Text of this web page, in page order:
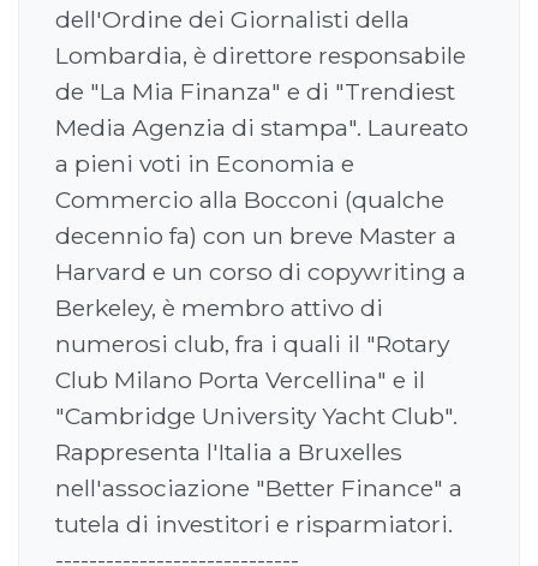
dell'Ordine dei Giornalisti della
Lombardia, è direttore responsabile
de "La Mia Finanza" e di "Trendiest
Media Agenzia di stampa". Laureato
a pieni voti in Economia e
Commercio alla Bocconi (qualche
decennio fa) con un breve Master a
Harvard e un corso di copywriting a
Berkeley, è membro attivo di
numerosi club, fra i quali il "Rotary
Club Milano Porta Vercellina" e il
"Cambridge University Yacht Club".
Rappresenta l'Italia a Bruxelles
nell'associazione "Better Finance" a
tutela di investitori e risparmiatori.